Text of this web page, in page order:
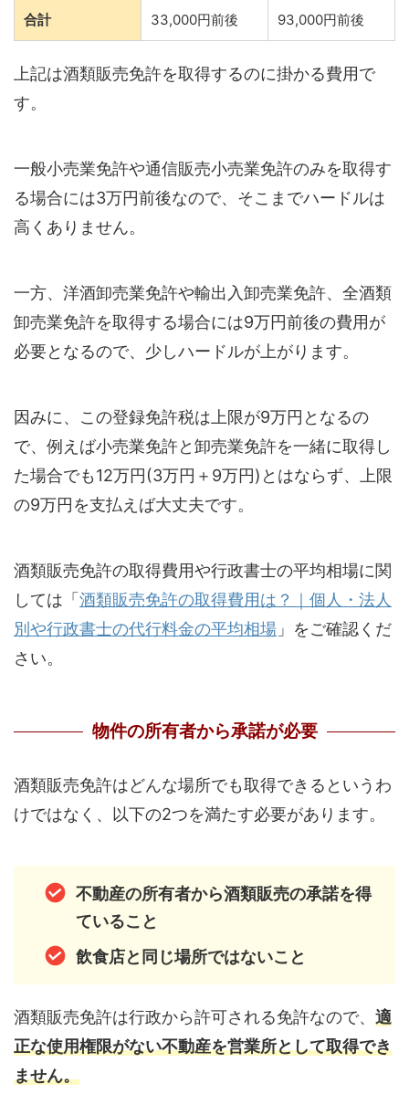
合計 33,000円前後 93,000円前後
上記は酒類販売免許を取得するのに掛かる費用で
す。
一般小売業免許や通信販売小売業免許のみを取得す
る場合には3万円前後なので、そこまでハードルは
高くありません。
一方、洋酒卸売業免許や輸出入卸売業免許、全酒類
卸売業免許を取得する場合には9万円前後の費用が
必要となるので、少しハードルが上がります。
因みに、この登録免許税は上限が9万円となるの
で、例えば小売業免許と卸売業免許を一緒に取得し
た場合でも12万円(3万円＋9万円)とはならず、上限
の9万円を支払えば大丈夫です。
酒類販売免許の取得費用や行政書士の平均相場に関
しては「 酒類販売免許の取得費用は？｜個人・法人
別や行政書士の代行料金の平均相場 」をご確認くだ
さい。
物件の所有者から承諾が必要
酒類販売免許はどんな場所でも取得できるというわ
けではなく、以下の2つを満たす必要があります。
不動産の所有者から酒類販売の承諾を得
ていること
飲食店と同じ場所ではないこと
酒類販売免許は行政から許可される免許なので、 適
正な使用権限がない不動産を営業所として取得でき
ません。